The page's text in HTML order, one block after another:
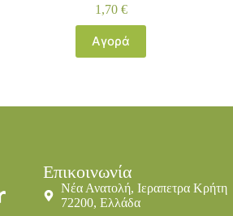
1,70 €
Αγορά
Επικοινωνία
Νέα Ανατολή, Ιεραπετρα Κρήτη
72200, Ελλάδα